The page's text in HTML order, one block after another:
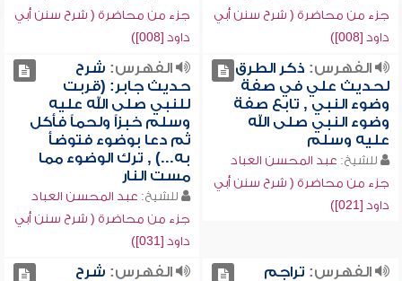
جزء من محاضرة ( شرح سنن أبي
داود [008])
جزء من محاضرة ( شرح سنن أبي
داود [008])
الفهرس: ذكر الطرق
لحديث علي في صفة
وضوء النبي , تابع صفة
وضوء النبي صلى الله
عليه وسلم
للشيخ: عبد المحسن العباد
جزء من محاضرة ( شرح سنن أبي
داود [021])
الفهرس: شرح
حديث جابر: (قربت
للنبي صلى الله عليه
وسلم خبزاً ولحماً فأكل
ثم دعا بوضوء فتوضأ
به...) , ترك الوضوء مما
مست النار
للشيخ: عبد المحسن العباد
جزء من محاضرة ( شرح سنن أبي
داود [031])
الفهرس: تراجم
الفهرس: شرح